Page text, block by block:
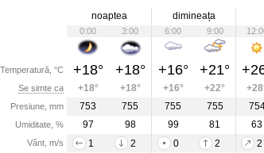
Temperatură, °C
Se simte ca
Presiune, mm
Umiditate, %
Vânt, m/s
noaptea dimineața
0:00 3:00 6:00 9:00
+18° +18° +16° +21°
+18° +18° +16° +22°
753
755 755 755
97
98 99 81 63
1
2 0 2 2